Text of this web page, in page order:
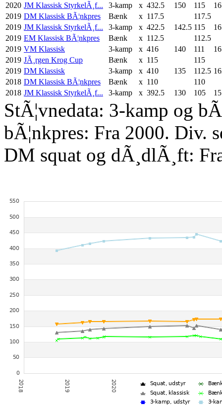
2020 JM Klassisk StyrkelÃ¸f... 3-kamp x 432.5 150 115
2019 DM Klassisk BÃ¦nkpres Bænk x 117.5
117.5
2019 JM Klassisk StyrkelÃ¸f... 3-kamp x 422.5 142.5 115
2019 EM Klassisk BÃ¦nkpres Bænk x 112.5
112.5
2019 VM Klassisk 3-kamp x 416 140 111
2019 JÃ¸rgen Krog Cup Bænk x 115
115
2019 DM Klassisk 3-kamp x 410 135 112.5
2018 DM Klassisk BÃ¦nkpres Bænk x 110
110
2018 JM Klassisk StyrkelÃ¸f... 3-kamp x 392.5 130 105
StÃ¦vnedata: 3-kamp og
bÃ¦nkpres: Fra 2000. Div.
DM squat og dÃ¸dlÃ¸ft: